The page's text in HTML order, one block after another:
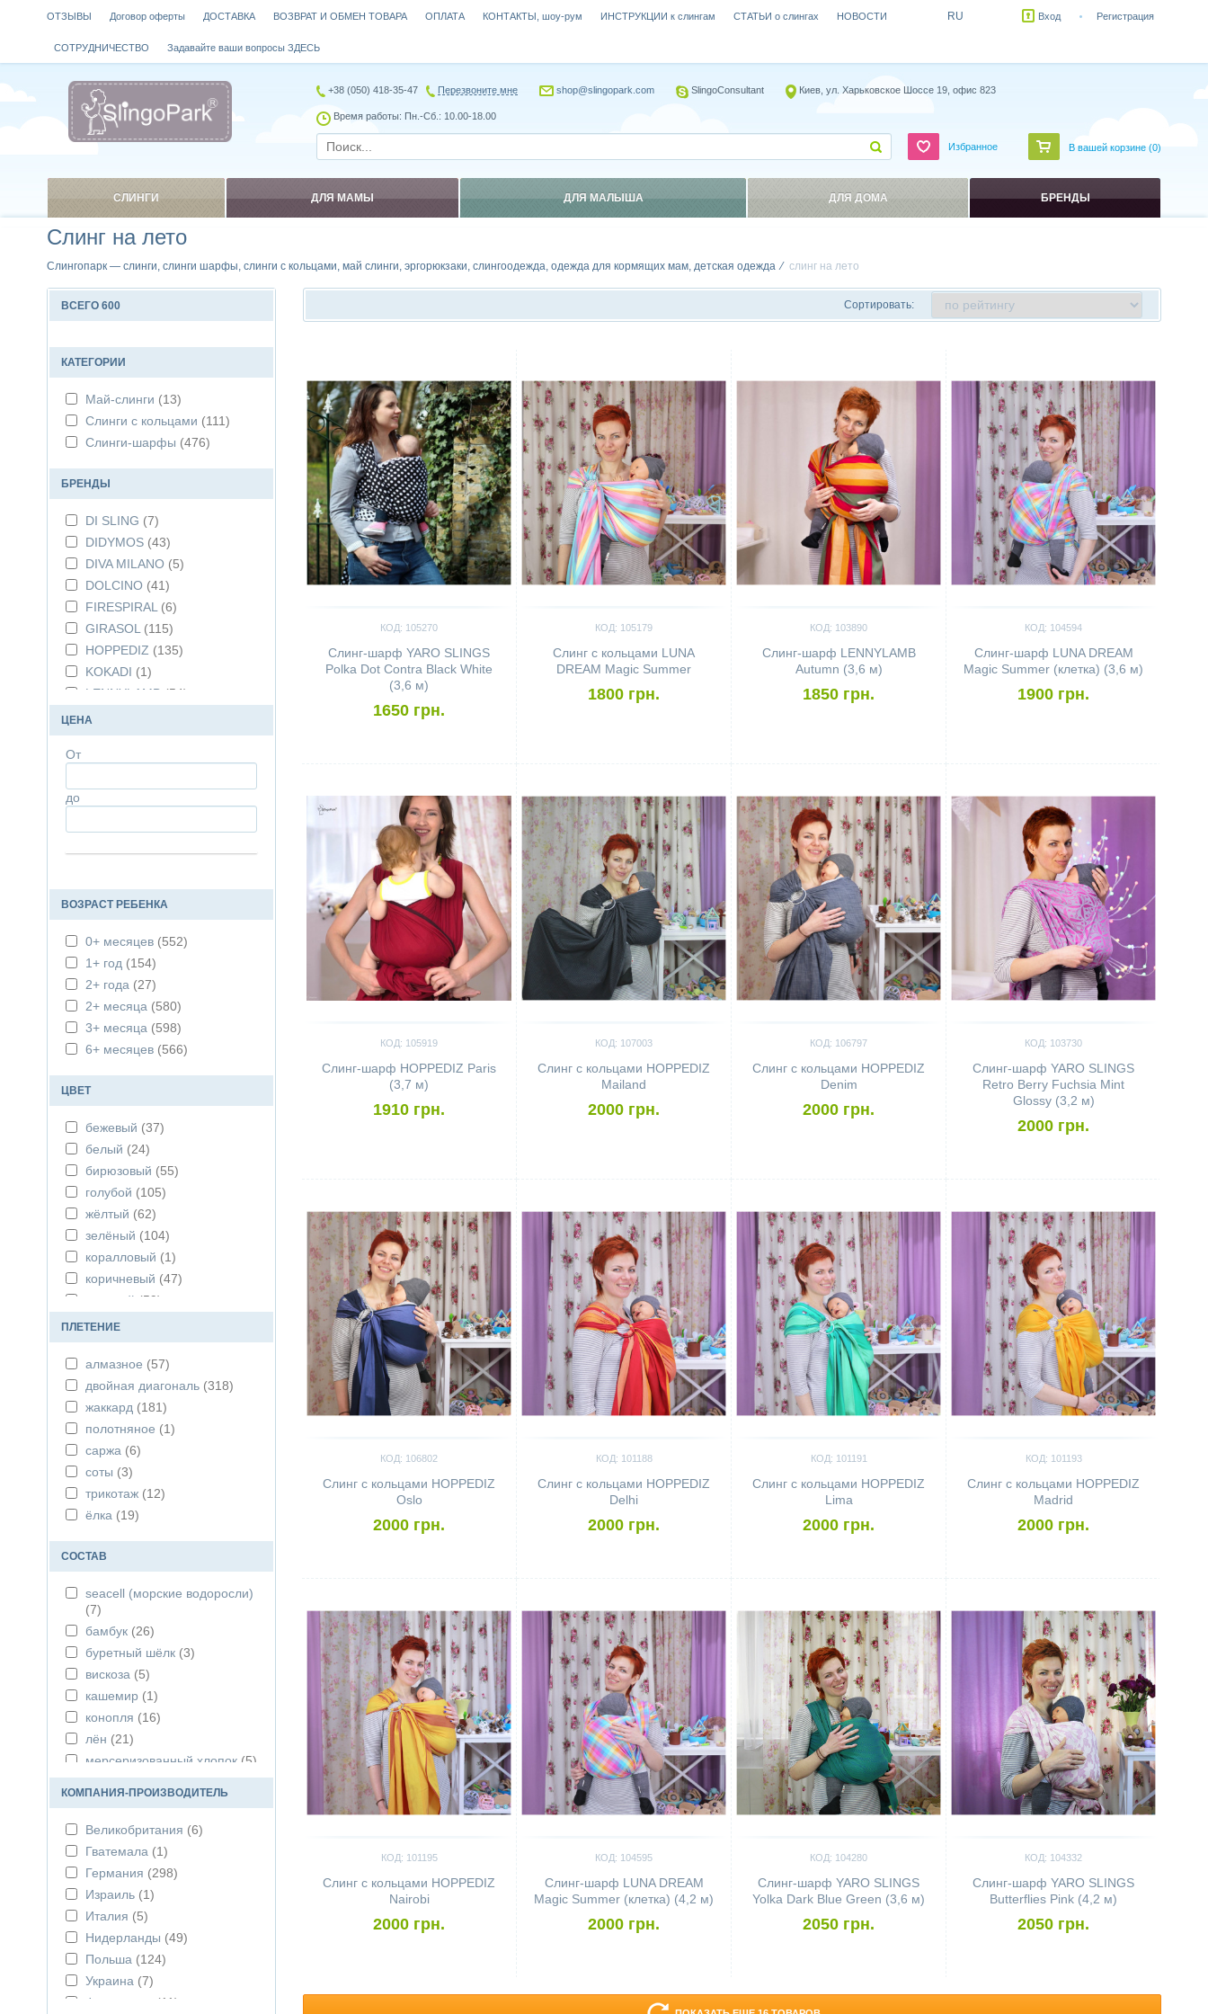
Слинг на лето
Слингопарк — слинги, слинги шарфы, слинги с кольцами, май слинги, эргорюкзаки, слингоодежда, одежда для кормящих мам, детская одежда слинг на лето
ВСЕГО 600
КАТЕГОРИИ
Май-слинги (13)
Слинги с кольцами (111)
Слинги-шарфы (476)
БРЕНДЫ
DI SLING (7)
DIDYMOS (43)
DIVA MILANO (5)
DOLCINO (41)
FIRESPIRAL (6)
GIRASOL (115)
HOPPEDIZ (135)
KOKADI (1)
LENNYLAMB (54)
LUNA DREAM
MAMIDEA(12)
ЦЕНА
От
до
ВОЗРАСТ РЕБЕНКА
0+ месяцев (552)
1+ год (154)
2+ года (27)
2+ месяца (580)
3+ месяца (598)
6+ месяцев (566)
ЦВЕТ
бежевый (37)
белый (24)
бирюзовый (55)
голубой (105)
жёлтый (62)
зелёный (104)
коралловый (1)
коричневый (47)
красный (59)
натур
оранжевый(66)
радужный(68)
розовый (64)
серый(105)
синий(59)
сиреневый
чёрный
ПЛЕТЕНИЕ
алмазное (57)
двойная диагональ (318)
жаккард (181)
полотняное (1)
саржа (6)
соты (3)
трикотаж (12)
ёлка (19)
СОСТАВ
seacell (морские водоросли)
(7)
бамбук (26)
буретный шёлк (3)
вискоза (5)
кашемир (1)
конопля (16)
лён (21)
мерсеризованный хлопок (5)
органический хлопок(117)
тенсел(7)
туссовый шёлк
хлопок(473)
шёлк(5)
КОМПАНИЯ-ПРОИЗВОДИТЕЛЬ
Великобритания (6)
Гватемала (1)
Германия (298)
Израиль (1)
Италия (5)
Нидерланды (49)
Польша (124)
Украина (7)
Финляндия
(11)
Сортировать:
КОД: 105270
Слинг-шарф YARO SLINGS
Polka Dot Contra Black White
(3,6 м)
1650 грн.
КОД: 105179
Cлинг с кольцами LUNA
DREAM Magic Summer
1800 грн.
КОД: 103890
Слинг-шарф LENNYLAMB
Autumn (3,6 м)
1850 грн.
КОД: 104594
Слинг-шарф LUNA DREAM
Magic Summer (клетка) (3,6 м)
1900 грн.
КОД: 105919
Слинг-шарф HOPPEDIZ Paris
(3,7 м)
1910 грн.
КОД: 107003
Слинг с кольцами HOPPEDIZ
Mailand
2000 грн.
КОД: 106797
Слинг с кольцами HOPPEDIZ
Denim
2000 грн.
КОД: 103730
Слинг-шарф YARO SLINGS
Retro Berry Fuchsia Mint
Glossy (3,2 м)
2000 грн.
КОД: 106802
Слинг с кольцами HOPPEDIZ
Oslo
2000 грн.
КОД: 101188
Слинг с кольцами HOPPEDIZ
Delhi
2000 грн.
КОД: 101191
Слинг с кольцами HOPPEDIZ
Lima
2000 грн.
КОД: 101193
Слинг с кольцами HOPPEDIZ
Madrid
2000 грн.
КОД: 101195
Слинг с кольцами HOPPEDIZ
Nairobi
2000 грн.
КОД: 104595
Слинг-шарф LUNA DREAM
Magic Summer (клетка) (4,2 м)
2000 грн.
КОД: 104280
Слинг-шарф YARO SLINGS
Yolka Dark Blue Green (3,6 м)
2050 грн.
КОД: 104332
Слинг-шарф YARO SLINGS
Butterflies Pink (4,2 м)
2050 грн.
ОТЗЫВЫ Договор оферты ДОСТАВКА ВОЗВРАТ И ОБМЕН ТОВАРА ОПЛАТА КОНТАКТЫ, шоу-рум ИНСТРУКЦИИ к слингам СТАТЬИ о слингах НОВОСТИ
СОТРУДНИЧЕСТВО Задавайте ваши вопросы ЗДЕСЬ
RU Вход Регистрация
+38 (050) 418-35-47 Перезвоните мне shop@slingopark.com SlingoConsultant Киев, ул. Харьковское Шоссе 19, офис 823
Время работы: Пн.-Сб.: 10.00-18.00
Избранное В вашей корзине (0)
СЛИНГИ ДЛЯ МАМЫ ДЛЯ МАЛЫША ДЛЯ ДОМА БРЕНДЫ